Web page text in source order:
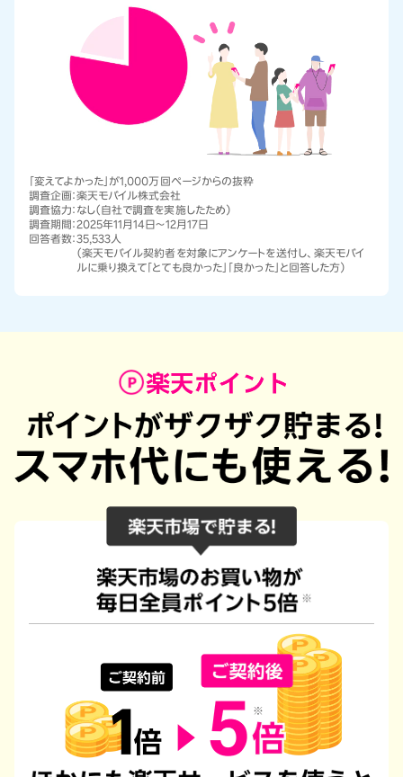
「変えてよかった」が1,000万回ページからの抜粋
調査企画：楽天モバイル株式会社
調査協力： なし（自社で調査を実施したため）
調査期間：2025年11月14日～12月17日
回答者数：35,533人
（楽天モバイル契約者を対象にアンケートを送付し、楽天モバイ
ルに乗り換えて「とても良かった」「良かった」と回答した方）